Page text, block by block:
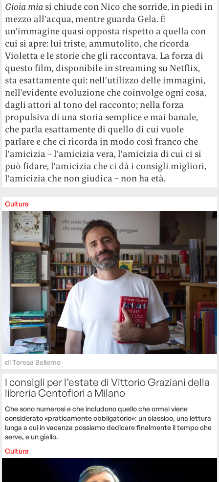
Gioia mia si chiude con Nico che sorride, in piedi in
mezzo all’acqua, mentre guarda Gela. È
un’immagine quasi opposta rispetto a quella con
cui si apre: lui triste, ammutolito, che ricorda
Violetta e le storie che gli raccontava. La forza di
questo film, disponibile in streaming su Netflix,
sta esattamente qui: nell’utilizzo delle immagini,
nell’evidente evoluzione che coinvolge ogni cosa,
dagli attori al tono del racconto; nella forza
propulsiva di una storia semplice e mai banale,
che parla esattamente di quello di cui vuole
parlare e che ci ricorda in modo così franco che
l’amicizia – l’amicizia vera, l’amicizia di cui ci si
può fidare, l’amicizia che ci dà i consigli migliori,
l’amicizia che non giudica – non ha età.
Cultura
diTeresa Bellemo
I consigli per l’estate di Vittorio Graziani della
libreria Centofiori a Milano
Che sono numerosi e che includono quello che ormai viene
considerato «praticamente obbligatorio»: un classico, una lettura
lunga a cui in vacanza possiamo dedicare finalmente il tempo che
serve, e un giallo.
Cultura